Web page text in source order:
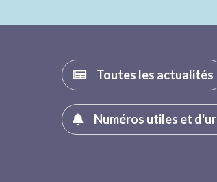
Toutes les actualités
Numéros utiles et